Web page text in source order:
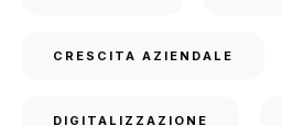
CRESCITA AZIENDALE
DIGITALIZZAZIONE